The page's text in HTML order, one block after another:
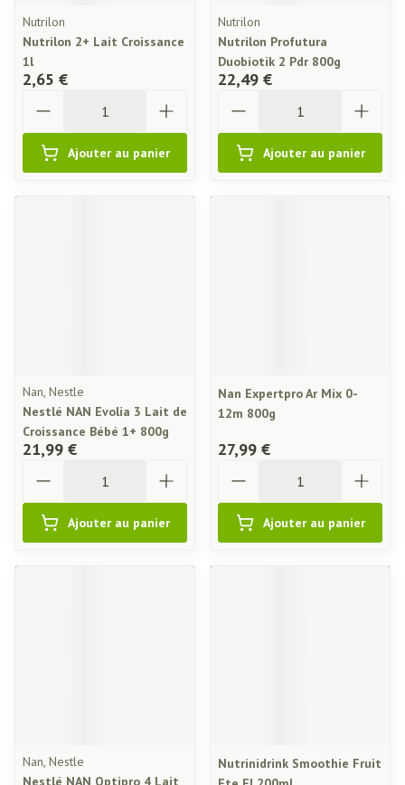
Nutrilon
Nutrilon 2+ Lait Croissance
1l
2,65 €
Ajouter au panier
Nutrilon
Nutrilon Profutura
Duobiotik 2 Pdr 800g
22,49 €
Ajouter au panier
Nan, Nestle
Nestlé NAN Evolia 3 Lait de
Croissance Bébé 1+ 800g
21,99 €
Ajouter au panier
Nan Expertpro Ar Mix 0-
12m 800g
27,99 €
Ajouter au panier
Nan, Nestle
Nestlé NAN Optipro 4 Lait
Nutrinidrink Smoothie Fruit